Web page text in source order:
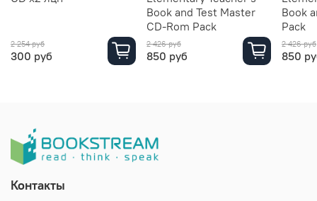
2 254 руб
300 руб
Book and Test Master
CD-Rom Pack
2 426 руб
850 руб
Book
Pack
2 426 руб
850
Контакты